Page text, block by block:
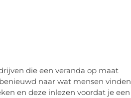
die een veranda op maat
naar wat mensen vinden
en deze inlezen voordat je een